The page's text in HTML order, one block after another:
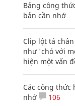
Bảng công
bản cần nhớ
Clip lột tả
như 'chó với
hiện một vấn
Các công thức
nhớ
106